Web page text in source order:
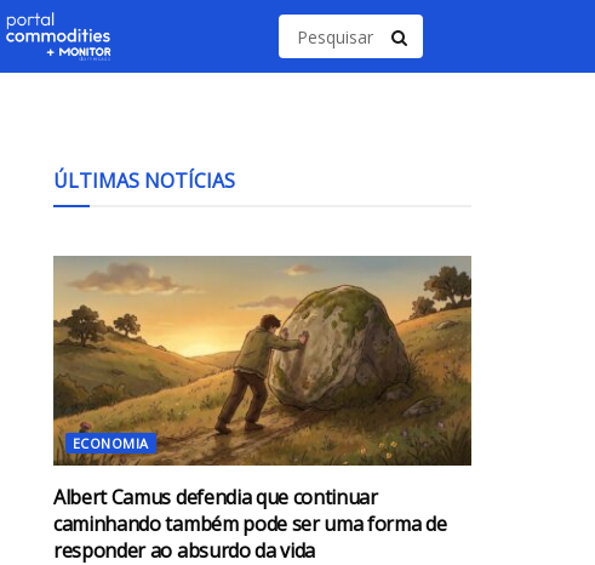
ÚLTIMAS NOTÍCIAS
ECONOMIA
Albert Camus defendia que continuar
caminhando também pode ser uma forma de
responder ao absurdo da vida